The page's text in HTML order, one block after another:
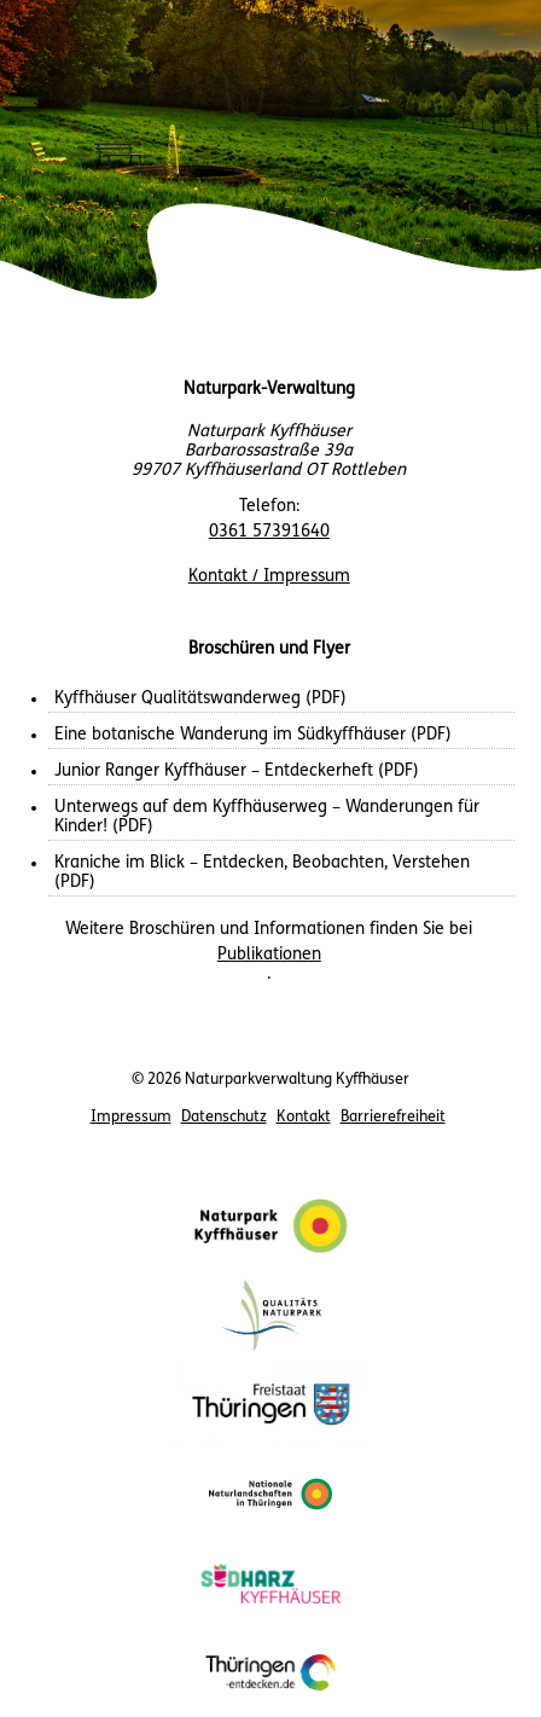
Naturpark-Verwaltung
Naturpark Kyffhäuser
Barbarossastraße 39a
99707 Kyffhäuserland OT Rottleben
Telefon:
0361 57391640
Kontakt / Impressum
Broschüren und Flyer
Kyffhäuser Qualitätswanderweg (PDF)
Eine botanische Wanderung im Südkyffhäuser (PDF)
Junior Ranger Kyffhäuser – Entdeckerheft (PDF)
Unterwegs auf dem Kyffhäuserweg – Wanderungen für
Kinder! (PDF)
Kraniche im Blick – Entdecken, Beobachten, Verstehen
(PDF)
Weitere Broschüren und Informationen finden Sie bei
Publikationen
.
© 2026 Naturparkverwaltung Kyffhäuser
Impressum Datenschutz Kontakt Barrierefreiheit